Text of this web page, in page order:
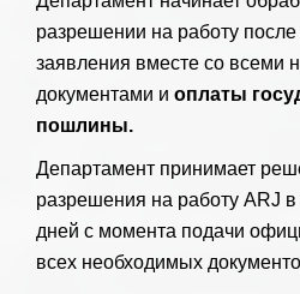
разрешении на работу
заявления вместе со всеми
документами и оплаты
пошлины.
Департамент принимает
разрешения на работу ARJ
дней с момента подачи
всех необходимых